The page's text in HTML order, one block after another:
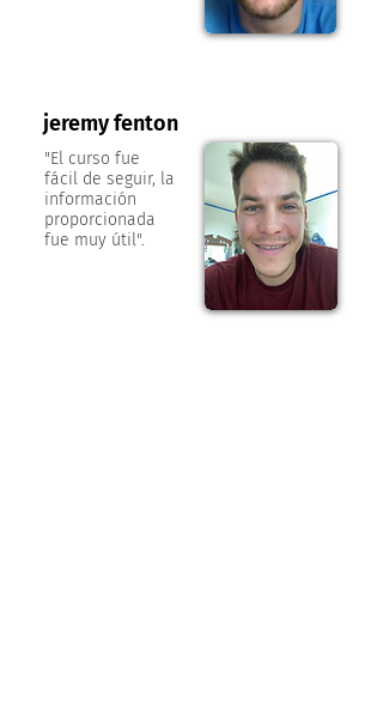
"El curso fue
fácil de seguir, la
información
proporcionada
fue muy útil".
jeremy fenton